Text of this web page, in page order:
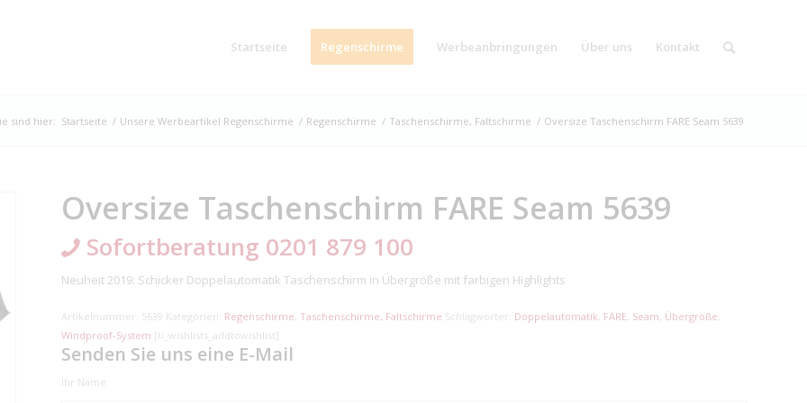
Startseite Regenschirme Werbeanbringungen Über uns Kontakt
sind hier: Startseite / Unsere Werbeartikel Regenschirme / Regenschirme / Taschenschirme, Faltschirme / Oversize Taschenschirm FARE Seam 5639
Oversize Taschenschirm FARE Seam 5639
Sofortberatung 0201 879 100
Neuheit 2019: Schicker Doppelautomatik Taschenschirm in Übergröße mit farbigen Highlights
Artikelnummer: 5639 Kategorien: Regenschirme Taschenschirme, Faltschirme Schlagwörter: Doppelautomatik FARE Seam Übergröße
Windproof-System [ti_wishlists_addtowishlist]
Senden Sie uns eine E-Mail
Ihr Name